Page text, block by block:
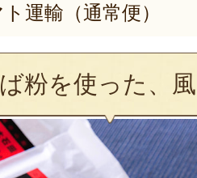
運輸（通常便）
粉を使った、